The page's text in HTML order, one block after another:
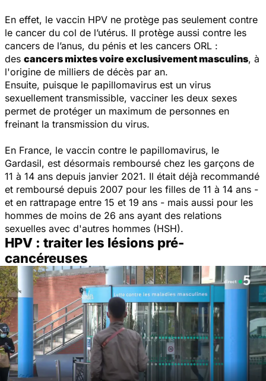
En effet, le vaccin HPV ne protège pas seulement contre
le cancer du col de l’utérus. Il protège aussi contre les
cancers de l’anus, du pénis et les cancers ORL :
des cancers mixtes voire exclusivement masculins, à
l'origine de milliers de décès par an.
Ensuite, puisque le papillomavirus est un virus
sexuellement transmissible, vacciner les deux sexes
permet de protéger un maximum de personnes en
freinant la transmission du virus.
En France, le vaccin contre le papillomavirus, le
Gardasil, est désormais remboursé chez les garçons de
11 à 14 ans depuis janvier 2021. Il était déjà recommandé
et remboursé depuis 2007 pour les filles de 11 à 14 ans -
et en rattrapage entre 15 et 19 ans - mais aussi pour les
hommes de moins de 26 ans ayant des relations
sexuelles avec d'autres hommes (HSH).
HPV : traiter les lésions pré-
cancéreuses